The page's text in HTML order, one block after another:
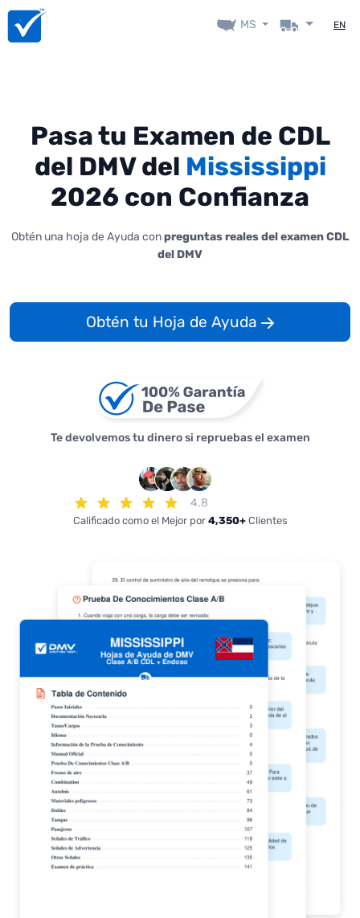
MS EN
Pasa tu Examen de CDL
del DMV del Mississippi
2026 con Confianza
Obtén una hoja de Ayuda conpreguntas reales del examen CDL
del DMV
Obtén tu Hoja de Ayuda
Te devolvemos tu dinero si repruebas el examen
4.8
Calificado como el Mejor por 4,350+Clientes